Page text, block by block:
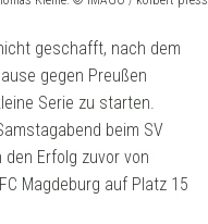
geschafft, nach dem
gegen Preußen
Serie zu starten.
beim SV
Erfolg zuvor von
Magdeburg auf Platz 15